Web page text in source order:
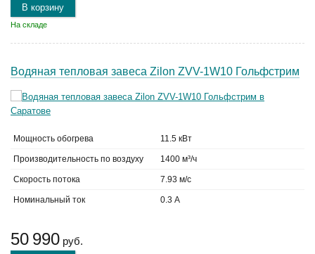
В корзину
На складе
Водяная тепловая завеса Zilon ZVV-1W10 Гольфстрим
Мощность обогрева 11.5 кВт
Производительность по воздуху 1400 м³/ч
Скорость потока 7.93 м/с
Номинальный ток 0.3 А
50 990 руб.